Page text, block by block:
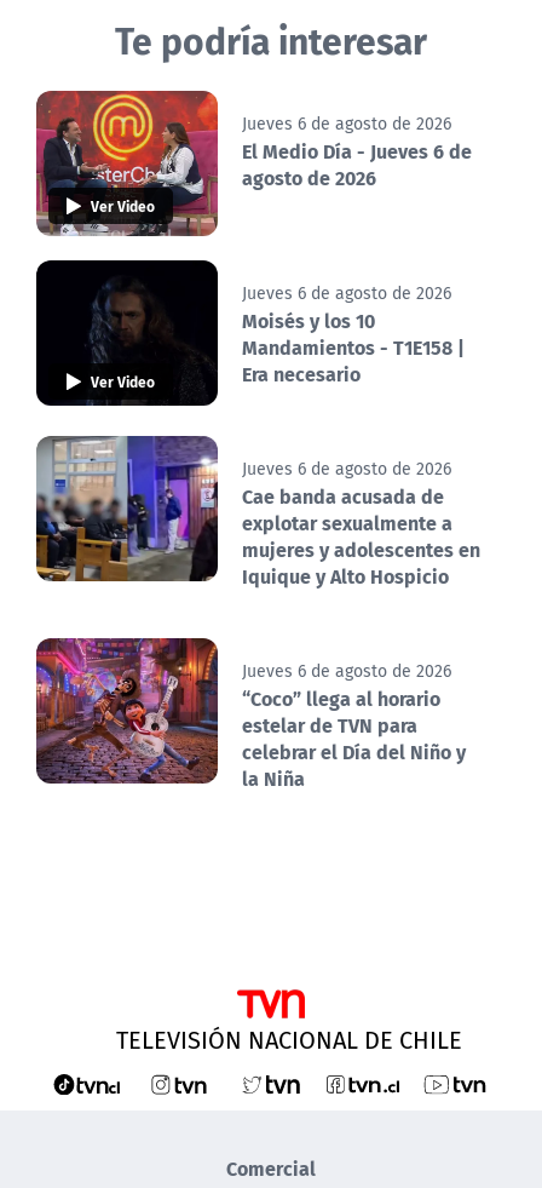
Te podría interesar
Ver Video
Jueves 6 de agosto de 2026
El Medio Día - Jueves 6 de
agosto de 2026
Ver Video
Jueves 6 de agosto de 2026
Moisés y los 10
Mandamientos - T1E158 |
Era necesario
Jueves 6 de agosto de 2026
Cae banda acusada de
explotar sexualmente a
mujeres y adolescentes en
Iquique y Alto Hospicio
Jueves 6 de agosto de 2026
“Coco” llega al horario
estelar de TVN para
celebrar el Día del Niño y
la Niña
TELEVISIÓN NACIONAL DE CHILE
Comercial